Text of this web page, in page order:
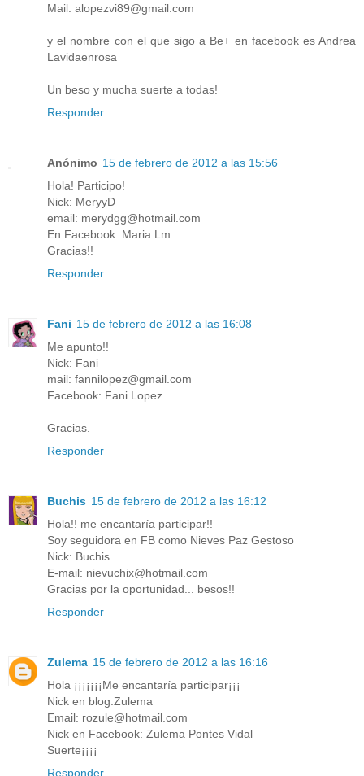
Mail: alopezvi89@gmail.com
y el nombre con el que sigo a Be+ en facebook es Andrea
Lavidaenrosa
Un beso y mucha suerte a todas!
Responder
Anónimo 15 de febrero de 2012 a las 15:56
Hola! Participo!
Nick: MeryyD
email: merydgg@hotmail.com
En Facebook: Maria Lm
Gracias!!
Responder
Fani 15 de febrero de 2012 a las 16:08
Me apunto!!
Nick: Fani
mail: fannilopez@gmail.com
Facebook: Fani Lopez
Gracias.
Responder
Buchis 15 de febrero de 2012 a las 16:12
Hola!! me encantaría participar!!
Soy seguidora en FB como Nieves Paz Gestoso
Nick: Buchis
E-mail: nievuchix@hotmail.com
Gracias por la oportunidad... besos!!
Responder
Zulema 15 de febrero de 2012 a las 16:16
Hola ¡¡¡¡¡¡¡Me encantaría participar¡¡¡
Nick en blog:Zulema
Email: rozule@hotmail.com
Nick en Facebook: Zulema Pontes Vidal
Suerte¡¡¡¡
Responder